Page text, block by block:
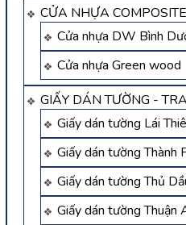
CỬA NHỰA COMPOSITE
Cửa nhựa DW Bình
Cửa nhựa Green wood
GIẤY DÁN TƯỜNG -
Giấy dán tường Lái
Giấy dán tường Thành
Giấy dán tường Thủ
Giấy dán tường Thuận